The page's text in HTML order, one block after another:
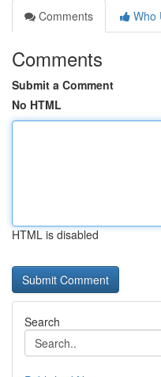
Comments
Who
Comments
Submit a Comment
No HTML
HTML is disabled
Search